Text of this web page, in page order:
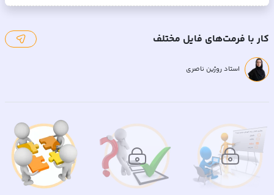
منظم در هدر‌های مشخص شده برای هر ستون سازماندهی کنیم.
فرمت فایل بعدی که ما بررسی خواهیم کرد فرمت فایل «json» است.
در این نوع فایل، متن به یک فرمت داده مستقل از زبان نوشته
می‌شود و شبیه دیکشنری پایتون است. اولین قدم در خواندن این
«json» را برای شروع و خواندن فایل فراخوانی می‌کنیم و در نهایت
می‌توانیم فایل را چاپ کنیم. فرمت فایل بعدی «xml» است. این نوع
فایل به عنوان Extensible Markup Language (زبان علامت گذاری قابل
توسعه) نیز شناخته می‌شود. از آنجا که کتابخانه Pandas ویژگیی برای
خواندن این نوع فایل ندارد، بیایید نحوه تجزیه این نوع فایل را بررسی
کار با فرمت‌های فایل مختلف
استاد روژین ناصری